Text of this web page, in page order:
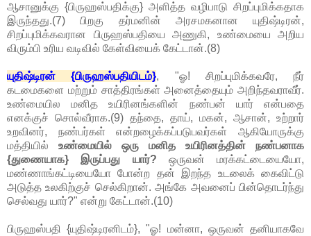
ஆசானுக்கு {பிருஹஸ்பதிக்கு} அளித்த வழிபாடு சிறப்புமிக்கதாக
இருந்தது.(7) பிறகு தர்மனின் அரசமகனான யுதிஷ்டிரன்,
சிறப்புமிக்கவரான பிருஹஸ்பதியை அணுகி, உண்மையை அறிய
விரும்பி உரிய வடிவில் கேள்வியைக் கேட்டான்.(8)
யுதிஷ்டிரன் {பிருஹஸ்பதியிடம்}, "ஓ! சிறப்புமிக்கவரே, நீர்
கடமைகளை மற்றும் சாத்திரங்கள் அனைத்தையும் அறிந்தவராவீர்.
உண்மையில மனித உயிரினங்களின் நண்பன் யார் என்பதை
எனக்குச் சொல்வீராக.(9) தந்தை, தாய், மகன், ஆசான், உற்றார்
உறவினர், நண்பர்கள் என்றழைக்கப்படுபவர்கள் ஆகியோருக்கு
மத்தியில் உண்மையில் ஒரு மனித உயிரினத்தின் நண்பனாக
{துணையாக} இருப்பது யார்? ஒருவன் மரக்கட்டையையோ,
மண்ணாங்கட்டியையோ போன்ற தன் இறந்த உடலைக் கைவிட்டு
அடுத்த உலகிற்குச் செல்கிறான். அங்கே அவனைப் பின்தொடர்ந்து
செல்வது யார்?" என்று கேட்டான்.(10)
பிருஹஸ்பதி {யுதிஷ்டிரனிடம்}, "ஓ! மன்னா, ஒருவன் தனியாகவே